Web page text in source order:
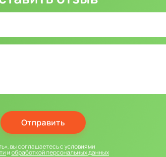
Отправить
вы соглашаетесь с условиями
иобработкой персональных данных